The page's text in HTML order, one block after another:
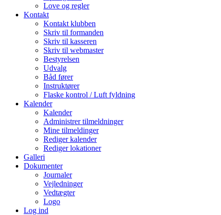
Love og regler
Kontakt
Kontakt klubben
Skriv til formanden
Skriv til kasseren
Skriv til webmaster
Bestyrelsen
Udvalg
Båd fører
Instruktører
Flaske kontrol / Luft fyldning
Kalender
Kalender
Administrer tilmeldninger
Mine tilmeldinger
Rediger kalender
Rediger lokationer
Galleri
Dokumenter
Journaler
Vejledninger
Vedtægter
Logo
Log ind